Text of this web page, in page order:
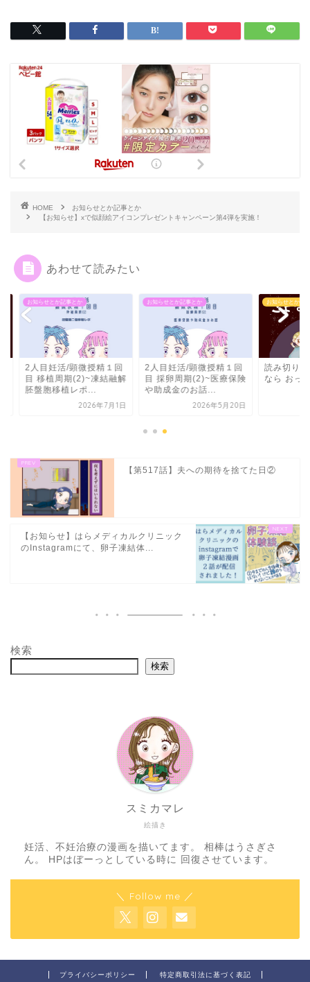
HOME
お知らせとか記事とか
【お知らせ】xで似顔絵アイコンプレゼントキャンペーン第4弾を実施！
あわせて読みたい
せとか記事とか
妊活/顕微授精１回
植周期(2)~凍結融解
胞移植レポ...
2026年7月1日
お知らせとか記事とか
2人目妊活/顕微授精１回
目 採卵周期(2)~医療保険
や助成金のお話...
2026年5月20日
お知らせとか記事とか
読み切り卒乳漫画【
なら おっぱい】
【第517話】夫への期待を捨てた日②
【お知らせ】はらメディカルクリニック
のInstagramにて、卵子凍結体...
検索
検索
絵描き
スミカマレ
妊活、不妊治療の漫画を描いてます。 相棒はうさぎさ
ん。 HPはぼーっとしている時に 回復させています。
＼ Follow me ／
プライバシーポリシー 特定商取引法に基づく表記